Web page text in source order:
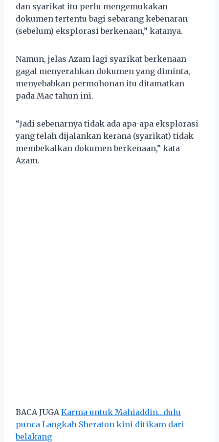
dan syarikat itu perlu mengemukakan
dokumen tertentu bagi sebarang kebenaran
(sebelum) eksplorasi berkenaan,” katanya.
Namun, jelas Azam lagi syarikat berkenaan
gagal menyerahkan dokumen yang diminta,
menyebabkan permohonan itu ditamatkan
pada Mac tahun ini.
“Jadi sebenarnya tidak ada apa-apa eksplorasi
yang telah dijalankan kerana (syarikat) tidak
membekalkan dokumen berkenaan,” kata
Azam.
BACA JUGA Karma untuk Mahiaddin…dulu
punca Langkah Sheraton kini ditikam dari
belakang